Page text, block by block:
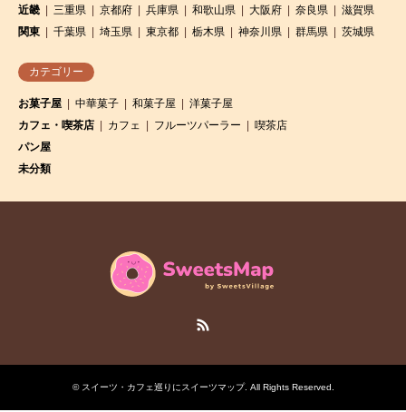
近畿
三重県 京都府 兵庫県 和歌山県 大阪府 奈良県
滋賀県
関東
千葉県 埼玉県 東京都 栃木県 神奈川県 群馬県 茨城県
カテゴリー
お菓子屋 中華菓子 和菓子屋
洋菓子屋
カフェ・喫茶店
カフェ フルーツパーラー
喫茶店
パン屋
未分類
© スイーツ・カフェ巡りにスイーツマップ. All Rights Reserved.